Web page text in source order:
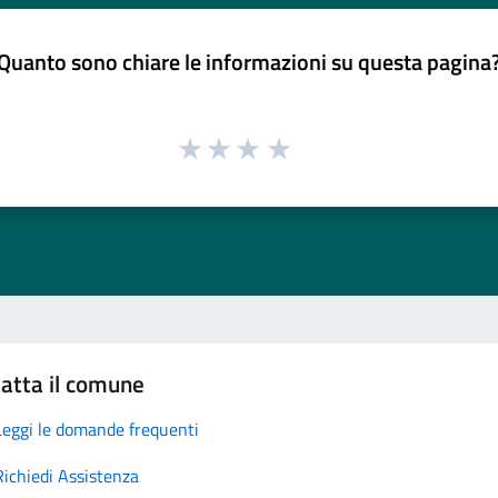
sono chiare le informazioni su questa
il comune
le domande frequenti
Assistenza